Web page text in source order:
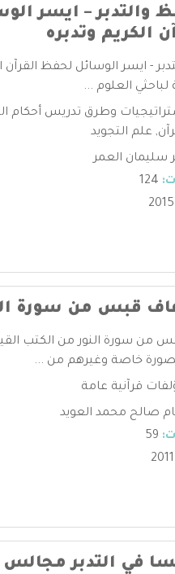
والتدبر – ايسر
الكريم وتدبره
- ايسر الوسائل لحفظ القرآن
العلوم ...
وطرق تدريس أحكام
, علم التجويد
سليمان العمر
قبس من سورة
من سورة النور من الكتب
بصورة خاصة وغيرهم من ...
قرآنية عامة
صالح محمد العويد
في التدبر مجالس